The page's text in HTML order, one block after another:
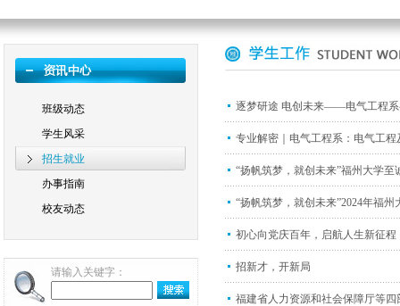
班级动态
学生风采
招生就业
办事指南
校友动态
请输入关键字：
逐梦研途 电创未来——电气工程系
专业解密｜电气工程系：电气工
“扬帆筑梦，就创未来”福州大学
“扬帆筑梦，就创未来”2024年福
初心向党庆百年，启航人生新征程
招新才，开新局
福建省人力资源和社会保障厅等